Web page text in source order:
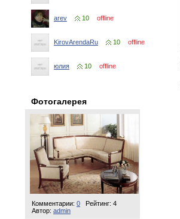
arev 10 offline
KirovArendaRu 10 offline
юлия 10 offline
Фотогалерея
Комментарии: 0
Рейтинг: 4
Автор: admin